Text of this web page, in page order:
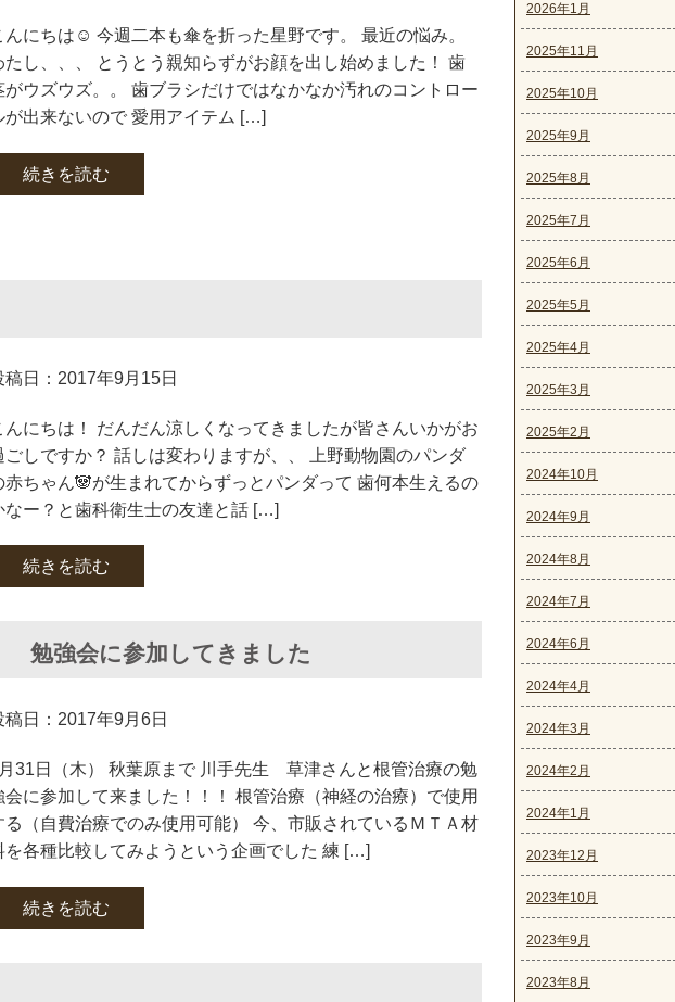
んにちは☺ 今週二本も傘を折った星野です。 最近の悩み。
たし、、、 とうとう親知らずがお顔を出し始めました！ 歯
がウズウズ。。 歯ブラシだけではなかなか汚れのコントロー
が出来ないので 愛用アイテム […]
続きを読む
稿日：2017年9月15日
んにちは！ だんだん涼しくなってきましたが皆さんいかがお
ごしですか？ 話しは変わりますが、、 上野動物園のパンダ
赤ちゃん🐼が生まれてからずっとパンダって 歯何本生えるの
なー？と歯科衛生士の友達と話 […]
続きを読む
勉強会に参加してきました
稿日：2017年9月6日
31日（木） 秋葉原まで 川手先生 草津さんと根管治療の勉
会に参加して来ました！！！ 根管治療（神経の治療）で使用
る（自費治療でのみ使用可能） 今、市販されているＭＴＡ材
を各種比較してみようという企画でした 練 […]
続きを読む
2026年1月
2025年11月
2025年10月
2025年9月
2025年8月
2025年7月
2025年6月
2025年5月
2025年4月
2025年3月
2025年2月
2024年10月
2024年9月
2024年8月
2024年7月
2024年6月
2024年4月
2024年3月
2024年2月
2024年1月
2023年12月
2023年10月
2023年9月
2023年8月